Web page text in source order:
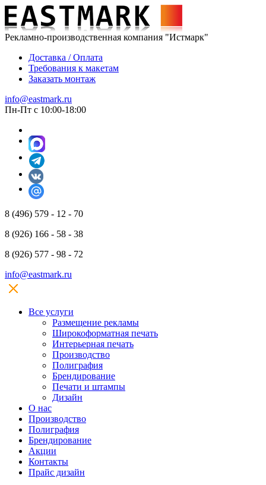
Рекламно-производственная компания "Истмарк"
Доставка / Оплата
Требования к макетам
Заказать монтаж
info@eastmark.ru
Пн-Пт с 10:00-18:00
8 (496) 579 - 12 - 70
8 (926) 166 - 58 - 38
8 (926) 577 - 98 - 72
info@eastmark.ru
Все услуги
Размещение рекламы
Широкофoрматная печать
Интерьерная печать
Производство
Полиграфия
Брендирование
Печати и штампы
Дизайн
О нас
Производство
Полиграфия
Брендирование
Акции
Контакты
Прайс дизайн